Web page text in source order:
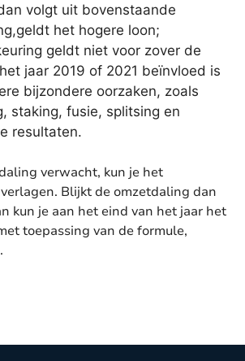
volgt uit bovenstaande
het hogere loon;
geldt niet voor zover de
jaar 2019 of 2021 beïnvloed is
bijzondere oorzaken, zoals
staking, fusie, splitsing en
resultaten.
verwacht, kun je het
Blijkt de omzetdaling dan
kun je aan het eind van het jaar het
toepassing van de formule,